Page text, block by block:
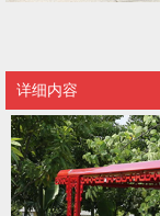
详细内容